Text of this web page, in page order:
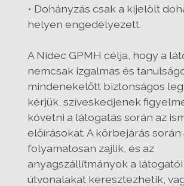
• Dohányzás csak a kijelölt
helyen engedélyezett.
A Nidec GPMH célja, hogy a
nemcsak izgalmas és
mindenekelőtt biztonságos
kérjük, szíveskedjenek
követni a látogatás során az
előírásokat. A körbejárás
folyamatosan zajlik, és az
anyagszállítmányok a látogatói
útvonalakat keresztezhetik,